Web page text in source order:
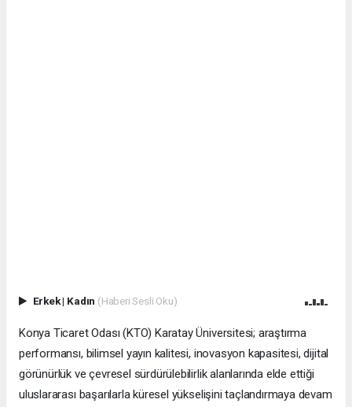
Erkek| Kadın (Haberi Sesli Oku)
Konya Ticaret Odası (KTO) Karatay Üniversitesi; araştırma
performansı, bilimsel yayın kalitesi, inovasyon kapasitesi, dijital
görünürlük ve çevresel sürdürülebilirlik alanlarında elde ettiği
uluslararası başarılarla küresel yükselişini taçlandırmaya devam